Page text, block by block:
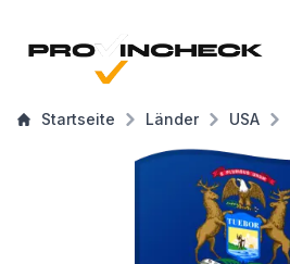
Startseite Länder USA